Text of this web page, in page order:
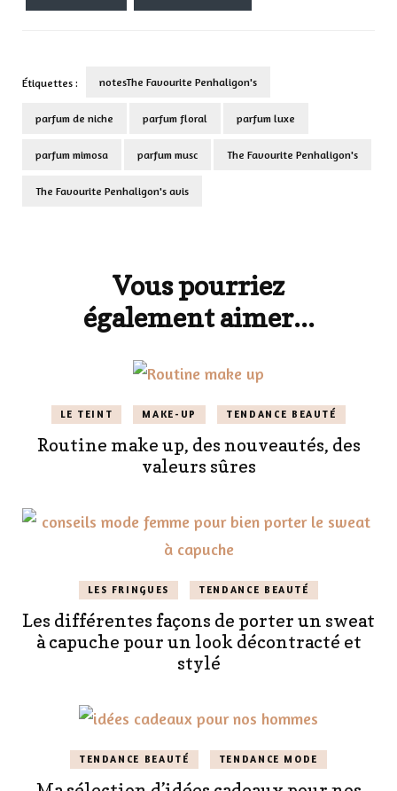
Étiquettes : notesThe Favourite Penhaligon's
parfum de niche parfum floral parfum luxe
parfum mimosa parfum musc The Favourite Penhaligon's
The Favourite Penhaligon's avis
Vous pourriez
également aimer...
LE TEINT MAKE-UP TENDANCE BEAUTÉ
Routine make up, des nouveautés, des
valeurs sûres
LES FRINGUES TENDANCE BEAUTÉ
Les différentes façons de porter un sweat
à capuche pour un look décontracté et
stylé
TENDANCE BEAUTÉ TENDANCE MODE